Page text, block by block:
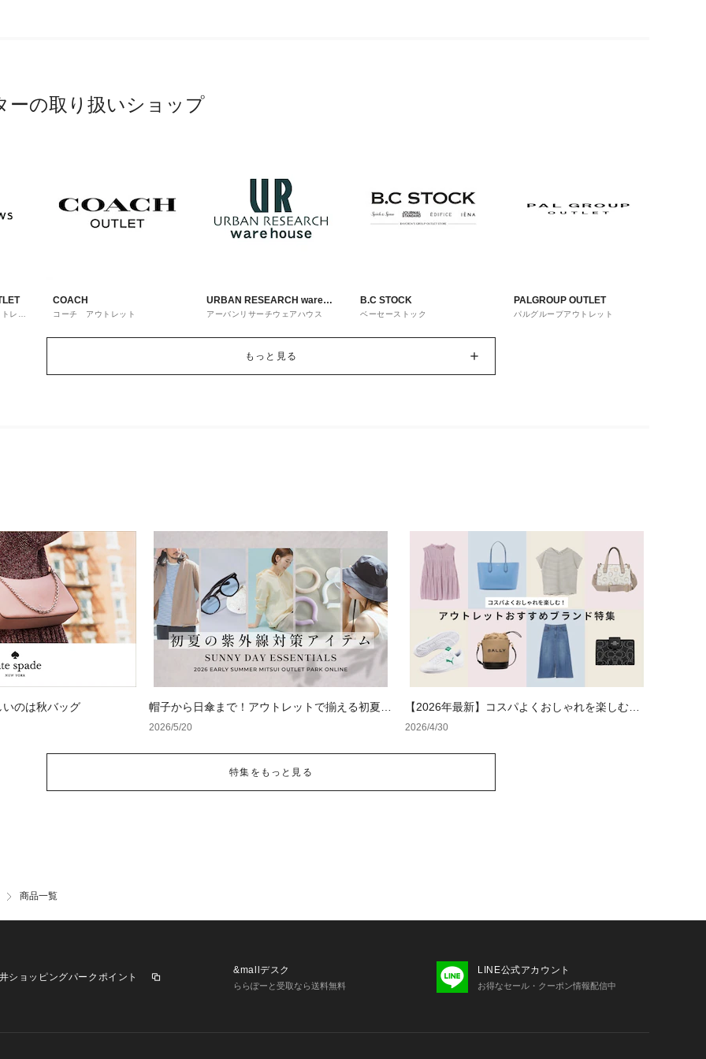
ーの取り扱いショップ
レッ
COACH
コーチ アウトレット
URBAN RESEARCH ware
house
アーバンリサーチウェアハウス
B.C STOCK
ベーセーストック
PALGROUP OUTLET
パルグループアウトレット
もっと見る
のは秋バッグ
帽子から日傘まで！アウトレットで揃える初夏の
紫外線対策アイテム
2026/5/20
【2026年最新】コスパよくおしゃれを楽しむ！
レディースアウトレットおすすめブランド特集
2026/4/30
特集をもっと見る
商品一覧
ショッピングパークポイント
&mallデスク
ららぽーと受取なら送料無料
LINE公式アカウント
お得なセール・クーポン情報配信中